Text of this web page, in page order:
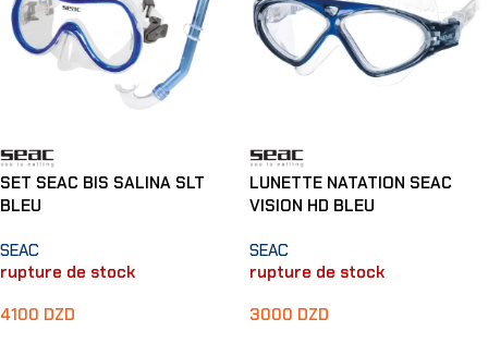
SET SEAC BIS SALINA SLT
BLEU
SEAC
rupture de stock
4100 DZD
LUNETTE NATATION SEAC
VISION HD BLEU
SEAC
rupture de stock
3000 DZD